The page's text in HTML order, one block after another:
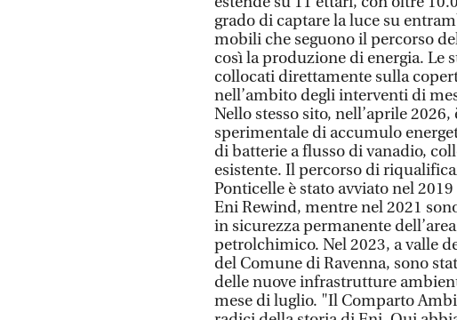
grado di captare la luce su
mobili che seguono il percorso
così la produzione di energia. Le
collocati direttamente sulla
nell’ambito degli interventi di
Nello stesso sito, nell’aprile
sperimentale di accumulo
di batterie a flusso di vanadio,
esistente. Il percorso di
Ponticelle è stato avviato nel
Eni Rewind, mentre nel 2021
in sicurezza permanente
petrolchimico. Nel 2023, a valle
del Comune di Ravenna, sono
delle nuove infrastrutture
mese di luglio. "Il Comparto